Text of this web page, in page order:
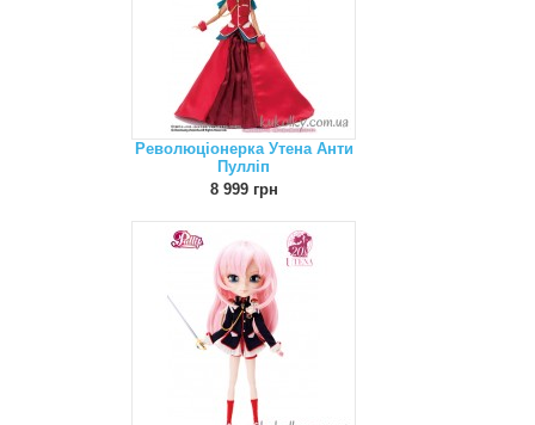
Революціонерка Утена Анти
Пулліп
8 999 грн